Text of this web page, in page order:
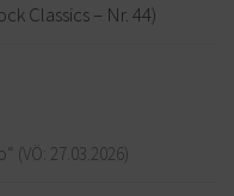
Classics – Nr. 44)
(VÖ: 27.03.2026)